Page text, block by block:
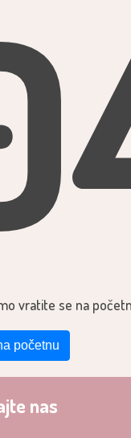
vratite se na
početnu
nas